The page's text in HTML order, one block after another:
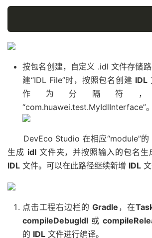
按包名创建，自定义 .idl 文件存储
建“IDL File”时，按照包名创建 IDL
作为分隔符
“com.huawei.test.MyIdlInterface”。
DevEco Studio 在相应“module”的
生成 idl文件夹，并按照输入的包名生
IDL 文件。可以在此路径继续新增 IDL 文
点击工程右边栏的Gradle ，在
compileDebugIdl 或
的 IDL 文件进行编译。